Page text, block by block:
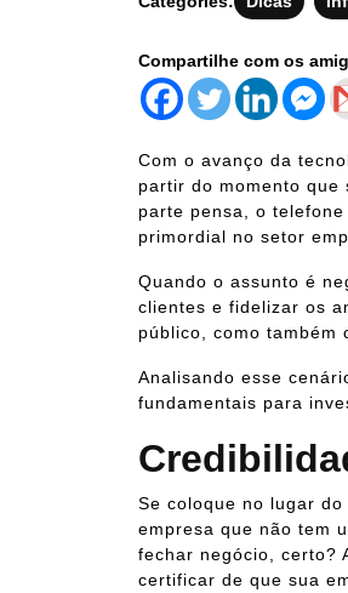
Compartilhe com os
Com o avanço da
partir do momento
parte pensa, o
primordial no setor
Quando o assunto é
clientes e fidelizar os
público, como também
Analisando esse
fundamentais para
Se coloque no lugar
empresa que não tem
fechar negócio, certo?
certificar de que sua